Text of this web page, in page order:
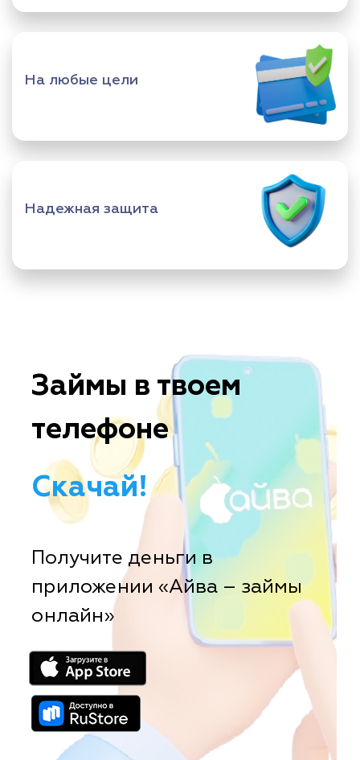
На любые цели
Надежная защита
Займы в твоем
телефоне
Скачай!
Получите деньги в
приложении «Айва – займы
онлайн»